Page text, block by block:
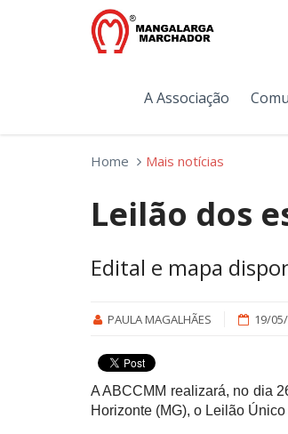
A Associação
Home Mais notícias
Leilão dos
Edital e mapa
PAULA MAGALHÃES 19/
A ABCCMM realizará, no dia
Horizonte (MG), o Leilão